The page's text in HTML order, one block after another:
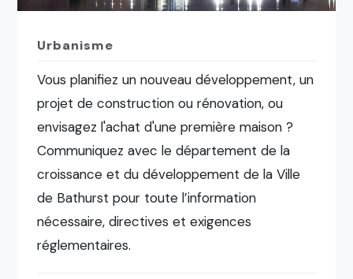
Urbanisme
Vous planifiez un nouveau développement, un
projet de construction ou rénovation, ou
envisagez l'achat d'une première maison ?
Communiquez avec le département de la
croissance et du développement de la Ville
de Bathurst pour toute l’information
nécessaire, directives et exigences
réglementaires.